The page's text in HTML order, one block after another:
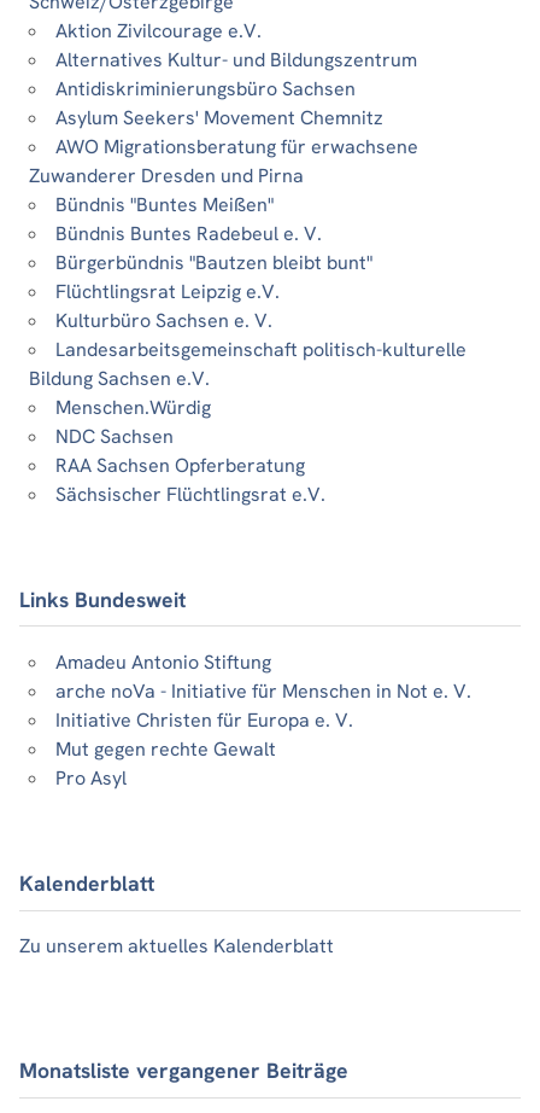
Aktion Zivilcourage e.V.
Alternatives Kultur- und Bildungszentrum
Antidiskriminierungsbüro Sachsen
Asylum Seekers' Movement Chemnitz
AWO Migrationsberatung für erwachsene
Zuwanderer Dresden und Pirna
Bündnis "Buntes Meißen"
Bündnis Buntes Radebeul e. V.
Bürgerbündnis "Bautzen bleibt bunt"
Flüchtlingsrat Leipzig e.V.
Kulturbüro Sachsen e. V.
Landesarbeitsgemeinschaft politisch-kulturelle
Bildung Sachsen e.V.
Menschen.Würdig
NDC Sachsen
RAA Sachsen Opferberatung
Sächsischer Flüchtlingsrat e.V.
Links Bundesweit
Amadeu Antonio Stiftung
arche noVa - Initiative für Menschen in Not e. V.
Initiative Christen für Europa e. V.
Mut gegen rechte Gewalt
Pro Asyl
Kalenderblatt
Zu unserem aktuelles Kalenderblatt
Monatsliste vergangener Beiträge